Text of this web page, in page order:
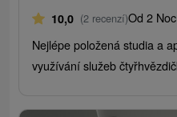
10,0 (2 recenzí)Od 2
Nejlépe položená studia a
využívání služeb